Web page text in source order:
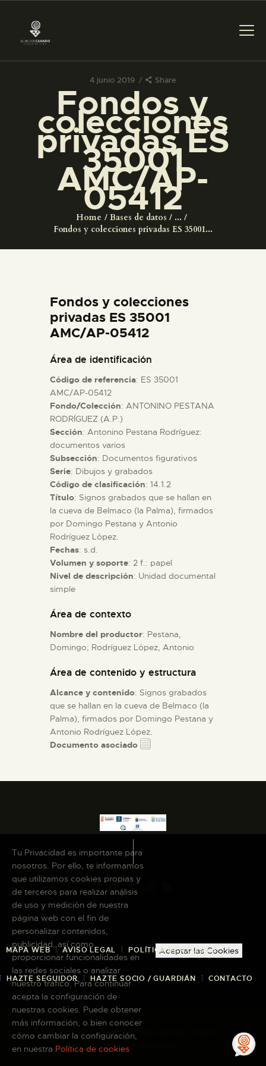
4 junio 2019 Share
Fondos y
colecciones
privadas ES
35001
AMC/AP-
05412
Home Bases de datos
...
Fondos y colecciones privadas ES 35001...
PREPARAR LA VISITA
ACTIVIDADES
█
EL MUSEO
ESPAÑOL
ACTIVIDADES
█
EL MUSEO
COLECCIONES
DIDÁCTICA
ESPAÑOL
Fondos y colecciones
privadas ES 35001
AMC/AP-05412
Área de identificación
Código de referencia: ES 35001
AMC/AP-05412
Fondo/Colección: ANTONINO PESTANA
RODRÍGUEZ (A.P.)
Sección: Antonino Pestana Rodríguez:
documentos varios
Subsección: Documentos figurativos
Serie: Dibujos y grabados
Código de clasificación: 14.1.2
Título: Signos grabados que se hallan en
la cueva de Belmaco (la Palma), firmados
por Domingo Pestana y Antonio
Rodríguez López.
Fechas: s.d.
Volumen y soporte: 2 f.: papel
Nivel de descripción: Unidad documental
simple
Área de contexto
Nombre del productor: Pestana,
Domingo; Rodríguez López, Antonio
Área de contenido y estructura
Alcance y contenido: Signos grabados
que se hallan en la cueva de Belmaco (la
Palma), firmados por Domingo Pestana y
Antonio Rodríguez López.
Documento asociado
MAPA WEB AVISO LEGAL POLÍTICA DE COOKIES
HAZTE SEGUIDOR HAZTE SOCIO / GUARDIÁN CONTACTO
Copyright © 2026 El Museo Canario · Todos
los derechos reservados
Tu Privacidad es importante para
nosotros. Por ello, te informamos
que utilizamos cookies propias y
de terceros para realizar análisis
de uso y medición de nuestra
página web con el fin de
personalizar contenidos,
publicidad, así como
proporcionar funcionalidades en
las redes sociales o analizar
nuestro tráfico. Para continuar
acepta la configuración de
nuestras cookies. Puede obtener
más información, o bien conocer
cómo cambiar la configuración,
en nuestra Política de cookies
Aceptar las Cookies